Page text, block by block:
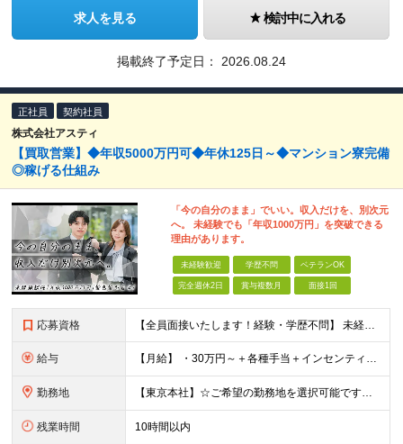
求人を見る 検討中に入れる
掲載終了予定日： 2026.08.24
正社員 契約社員
株式会社アスティ
【買取営業】◆年収5000万円可◆年休125日～◆マンション寮完備
◎稼げる仕組み
「今の自分のまま」でいい。収入だけを、別次元
へ。 未経験でも「年収1000万円」を突破できる
理由があります。
未経験歓迎 学歴不問 ベテランOK
完全週休2日 賞与複数月 面接1回
応募資格 【全員面接いたします！経験・学歴不問】 未経験から稼ぎたい人＜第二新卒・社会人デビュー歓迎＞ ☆職種・業種未経験歓迎！未経験から稼げる環境です。 ◇人柄・意欲重視の選考！◇ 面接はお互いのことを知
給与 【月給】 ・30万円～＋各種手当＋インセンティブ ・試用期間(6ヶ月) ※固定残業代は、時間外労働の有無に関わらず月34時間分を月5.6万円支給 ※上記を超える時間外労働分は追加で支給 ※試用期間中の
勤務地 【東京本社】☆ご希望の勤務地を選択可能です！U・Iターン歓迎 〒171-0021 東京都豊島区西池袋２丁目３９－８ ■新宿営業所 「新宿御苑前駅」より徒歩5分、「新宿三丁目駅」より徒歩8分 東京都新
残業時間 10時間以内